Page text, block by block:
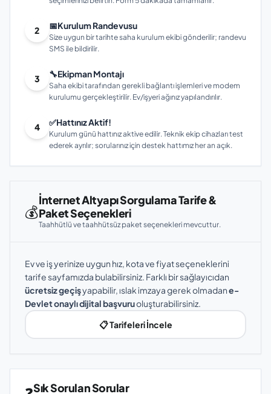
2 📅Kurulum Randevusu
Size uygun bir tarihte saha kurulum ekibi gönderilir; randevu
SMS ile bildirilir.
3 🔧Ekipman Montajı
Saha ekibi tarafından gerekli bağlantı işlemleri ve modem
kurulumu gerçekleştirilir. Ev/işyeri ağınız yapılandırılır.
4 ✅Hattınız Aktif!
Kurulum günü hattınız aktive edilir. Teknik ekip cihazları test
ederek ayrılır; sorularınız için destek hattımız her an açık.
💰
İnternet Altyapı Sorgulama Tarife &
Paket Seçenekleri
Taahhütlü ve taahhütsüz paket seçenekleri mevcuttur.
Ev ve iş yerinize uygun hız, kota ve fiyat seçeneklerini
tarife sayfamızda bulabilirsiniz. Farklı bir sağlayıcıdan
ücretsiz geçişyapabilir, ıslak imzaya gerek olmadane-
Devlet onaylı dijital başvuruoluşturabilirsiniz.
📋 Tarifeleri İncele
Sık Sorulan Sorular